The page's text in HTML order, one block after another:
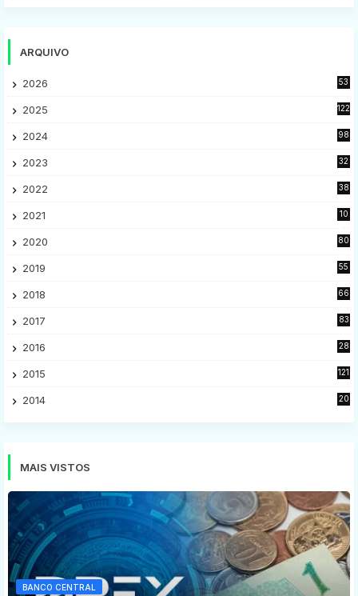
ARQUIVO
2026 53
2025 122
2024 98
2023
32
2022
38
2021
10
2020
80
2019
55
2018
66
2017
83
2016
28
2015
121
2014
20
MAIS VISTOS
BANCO CENTRAL